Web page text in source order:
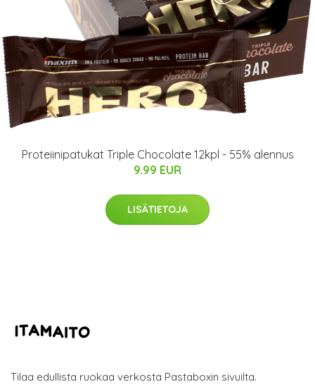
Proteiinipatukat Triple Chocolate 12kpl - 55% alennus
9.99 EUR
LISÄTIETOJA
Tilaa edullista ruokaa verkosta Pastaboxin sivuilta.